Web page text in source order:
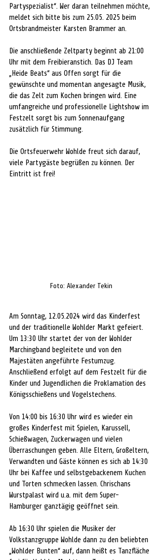
Partyspezialist“. Wer daran teilnehmen möchte,
meldet sich bitte bis zum 25.05. 2025 beim
Ortsbrandmeister Karsten Brammer an.
Die anschließende Zeltparty beginnt ab 21:00
Uhr mit dem Freibieranstich. Das DJ Team
„Heide Beats“ aus Offen sorgt für die
gewünschte und momentan angesagte Musik,
die das Zelt zum Kochen bringen wird. Eine
umfangreiche und professionelle Lightshow im
Festzelt sorgt bis zum Sonnenaufgang
zusätzlich für Stimmung.
Die Ortsfeuerwehr Wohlde freut sich darauf,
viele Partygäste begrüßen zu können. Der
Eintritt ist frei!
Foto: Alexander Tekin
Am Sonntag, 12.05.2024 wird das Kinderfest
und der traditionelle Wohlder Markt gefeiert.
Um 13:30 Uhr startet der von der Wohlder
Marchingband begleitete und von den
Majestäten angeführte Festumzug.
Anschließend erfolgt auf dem Festzelt für die
Kinder und Jugendlichen die Proklamation des
Königsschießens und Vogelstechens.
Von 14:00 bis 16:30 Uhr wird es wieder ein
großes Kinderfest mit Spielen, Karussell,
Schießwagen, Zuckerwagen und vielen
Überraschungen geben. Alle Eltern, Großeltern,
Verwandten und Gäste können es sich ab 14:30
Uhr bei Kaffee und selbstgebackenem Kuchen
und Torten schmecken lassen. Chrischans
Wurstpalast wird u.a. mit dem Super-
Hamburger ganztägig geöffnet sein.
Ab 16:30 Uhr spielen die Musiker der
Volkstanzgruppe Wohlde dann zu den beliebten
„Wohlder Bunten“ auf, dann heißt es Tanzfläche